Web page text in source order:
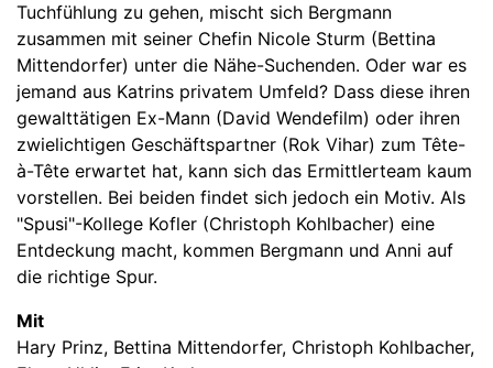
Tuchfühlung zu gehen, mischt sich Bergmann
zusammen mit seiner Chefin Nicole Sturm (Bettina
Mittendorfer) unter die Nähe-Suchenden. Oder war es
jemand aus Katrins privatem Umfeld? Dass diese ihren
gewalttätigen Ex-Mann (David Wendefilm) oder ihren
zwielichtigen Geschäftspartner (Rok Vihar) zum Tête-
à-Tête erwartet hat, kann sich das Ermittlerteam kaum
vorstellen. Bei beiden findet sich jedoch ein Motiv. Als
"Spusi"-Kollege Kofler (Christoph Kohlbacher) eine
Entdeckung macht, kommen Bergmann und Anni auf
die richtige Spur.
Mit
Hary Prinz, Bettina Mittendorfer, Christoph Kohlbacher,